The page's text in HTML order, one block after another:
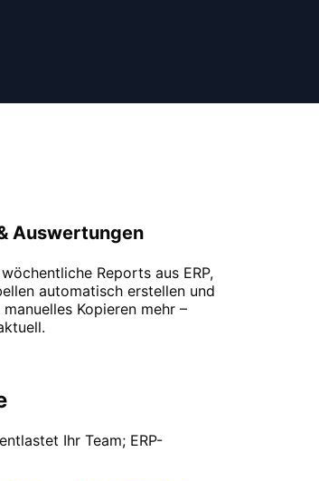
Auswertungen
Reports aus ERP,
automatisch erstellen und
Kopieren mehr –
Ihr Team; ERP-